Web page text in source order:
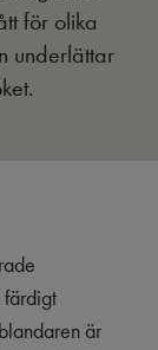
för olika
underlättar
färdigt
är